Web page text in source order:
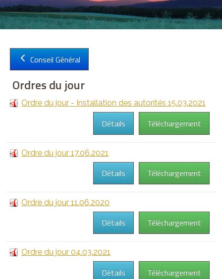
Conseil Général
Ordres du jour
Ordre du jour - Installation des autorités 15.03.2021
Téléchargement
Détails
Ordre du jour 17.06.2021
Téléchargement
Détails
Ordre du jour 11.06.2020
Téléchargement
Détails
Ordre du jour 04.03.2021
Téléchargement
Détails
Connexion